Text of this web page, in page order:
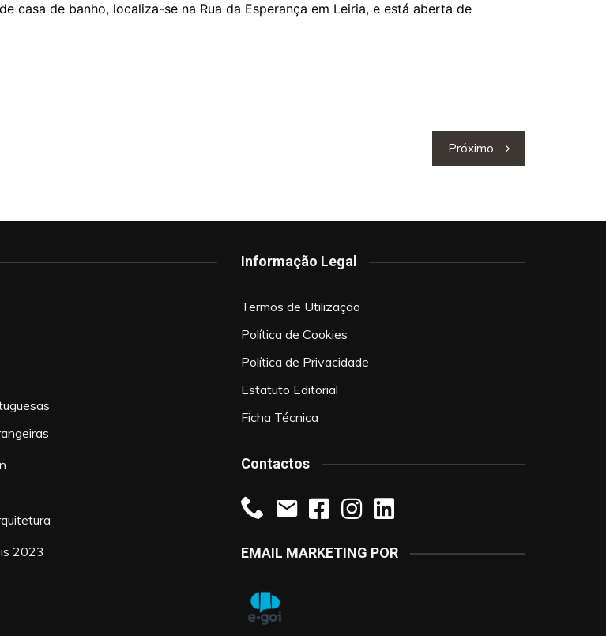
casa de banho, localiza-se na Rua da Esperança em Leiria, e está aberta de
Próximo
2023
Informação Legal
Termos de Utilização
Política de Cookies
Política de Privacidade
Estatuto Editorial
Ficha Técnica
Contactos
EMAIL MARKETING POR